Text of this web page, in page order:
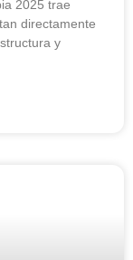
2025 trae
directamente
y